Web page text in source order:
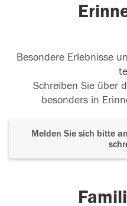
Besondere Erlebnisse
Schreiben Sie über
besonders in
Melden Sie sich bitte